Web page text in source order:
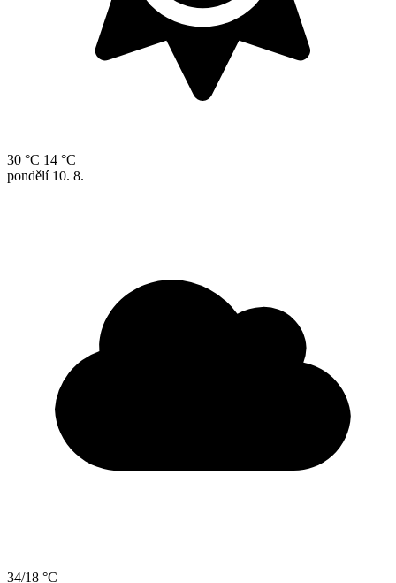
30 °C 14 °C
pondělí 10. 8.
34/18 °C